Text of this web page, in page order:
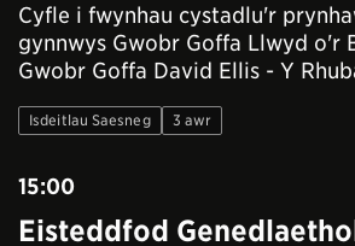
Cyfle i fwynhau cystadlu'r
gynnwys Gwobr Goffa Llwyd o'r
Gwobr Goffa David Ellis - Y
Isdeitlau Saesneg 3 awr
15:00
Eisteddfod